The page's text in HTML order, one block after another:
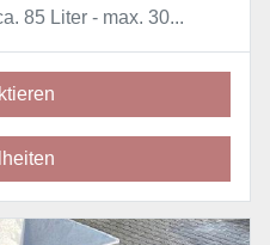
85 Liter - max. 30...